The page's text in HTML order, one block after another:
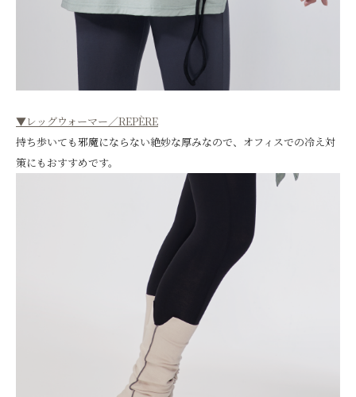
▼レッグウォーマー／REPÈRE
持ち歩いても邪魔にならない絶妙な厚みなので、オフィスでの冷え対
策にもおすすめです。